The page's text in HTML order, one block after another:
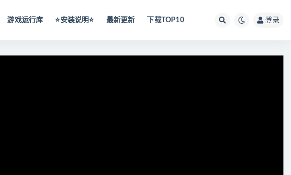
游戏运行库 ⭐️安装说明⭐️ 最新更新 下载TOP10 登录